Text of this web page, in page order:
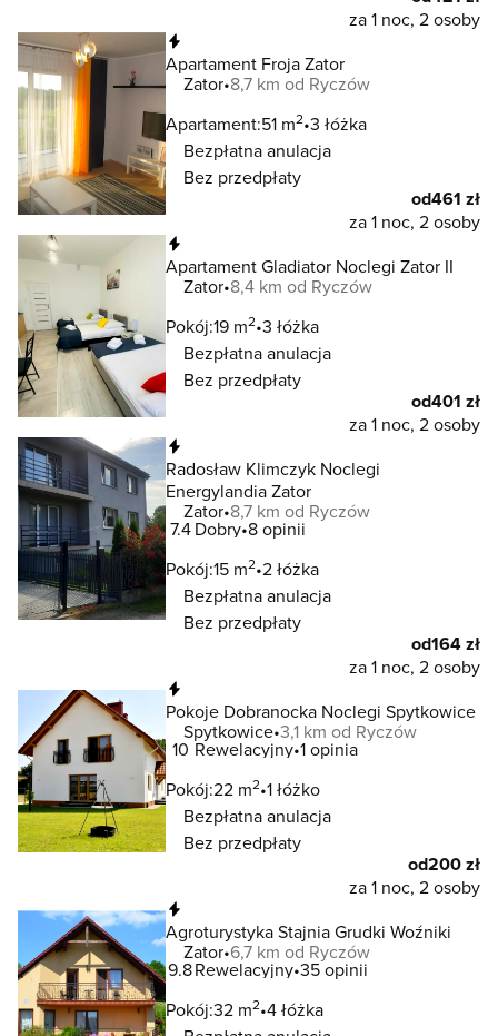
za 1 noc, 2 osoby
Apartament Froja Zator
Zator 8,7 km od Ryczów
Apartament:51 m2 3 łóżka
Bezpłatna anulacja
Bez przedpłaty
od461 zł
za 1 noc, 2 osoby
Apartament Gladiator Noclegi Zator II
Zator 8,4 km od Ryczów
Pokój:19 m2 3 łóżka
Bezpłatna anulacja
Bez przedpłaty
od401 zł
za 1 noc, 2 osoby
Radosław Klimczyk Noclegi
Energylandia Zator
Zator 8,7 km od Ryczów
7.4 Dobry 8 opinii
Pokój:15 m2 2 łóżka
Bezpłatna anulacja
Bez przedpłaty
od164 zł
za 1 noc, 2 osoby
Pokoje Dobranocka Noclegi Spytkowice
Spytkowice 3,1 km od Ryczów
10 Rewelacyjny 1 opinia
Pokój:22 m2 1 łóżko
Bezpłatna anulacja
Bez przedpłaty
od200 zł
za 1 noc, 2 osoby
Agroturystyka Stajnia Grudki Woźniki
Zator 6,7 km od Ryczów
9.8Rewelacyjny 35 opinii
Pokój:32 m2 4 łóżka